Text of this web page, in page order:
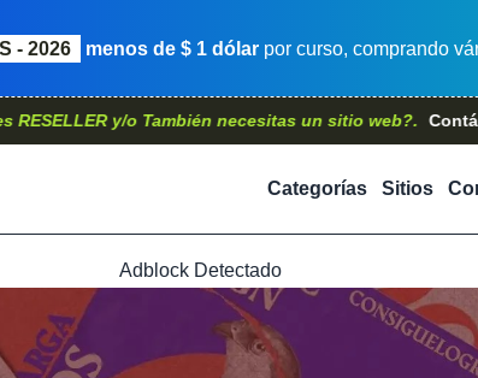
- 2026 menos de $ 1 dólar por curso, comprando
y/o También necesitas un sitio web?. Contáctanos,
Categorías Sitios
Adblock Detectado